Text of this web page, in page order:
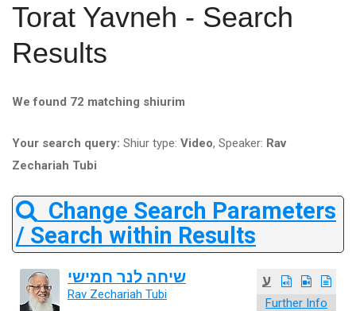
Torat Yavneh - Search
Results
We found 72 matching shiurim
Your search query: Shiur type: Video, Speaker: Rav
Zechariah Tubi
Change Search Parameters
/ Search within Results
ע
Further Info
שיחה לנר חמישי
Rav Zechariah Tubi